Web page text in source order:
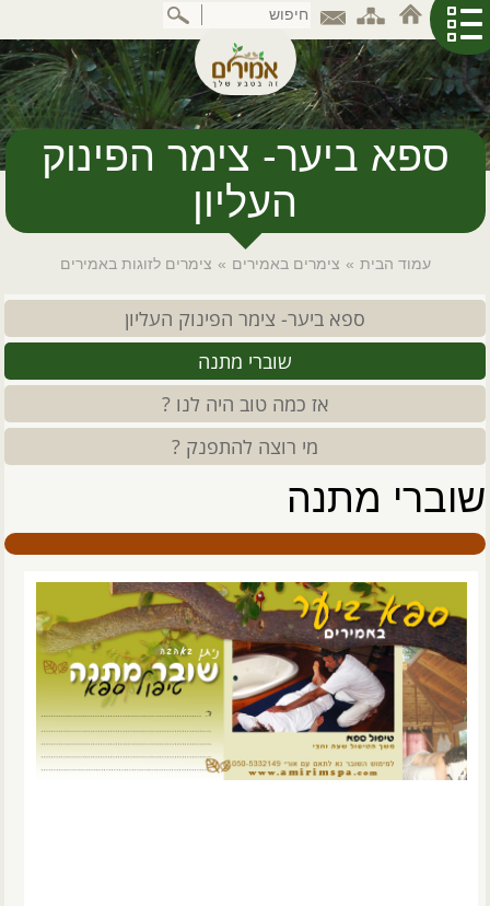
לתוכן
המרכזי
ספא ביער- צימר הפינוק
העליון
עמוד הבית » צימרים באמירים » צימרים לזוגות באמירים
ספא ביער- צימר הפינוק העליון
שוברי מתנה
אז כמה טוב היה לנו ?
מי רוצה להתפנק ?
שוברי מתנה